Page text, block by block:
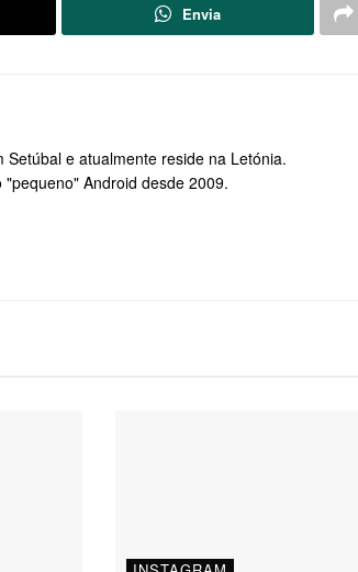
Envia
e atualmente reside na Letónia.
Android desde 2009.